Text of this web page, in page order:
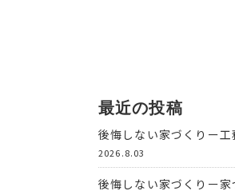
最近の投稿
後悔しない家づくりー
2026.8.03
後悔しない家づくりー